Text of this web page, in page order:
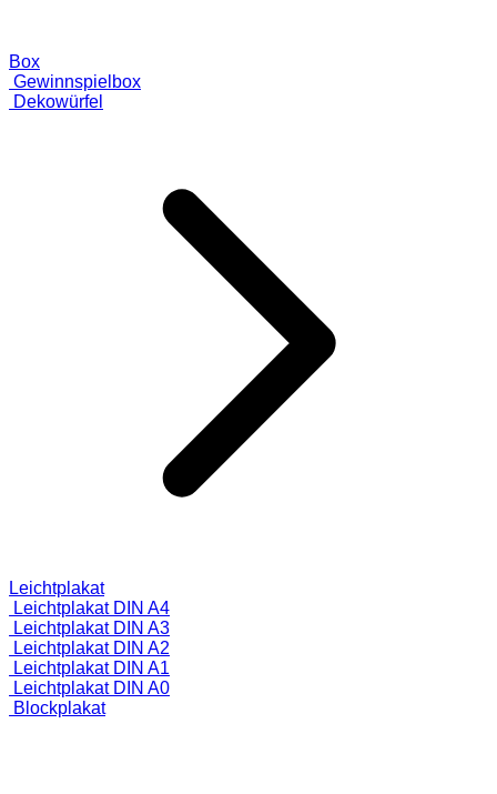
Box
Gewinnspielbox
Dekowürfel
Leichtplakat
Leichtplakat DIN A4
Leichtplakat DIN A3
Leichtplakat DIN A2
Leichtplakat DIN A1
Leichtplakat DIN A0
Blockplakat